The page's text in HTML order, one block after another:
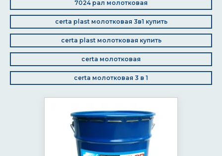
7024 рал молотковая
certa plast молотковая 3в1 купить
certa plast молотковая купить
certa молотковая
certa молотковая 3 в 1